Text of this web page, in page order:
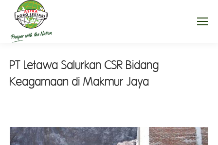
PT Letawa Salurkan CSR Bidang
Keagamaan di Makmur Jaya